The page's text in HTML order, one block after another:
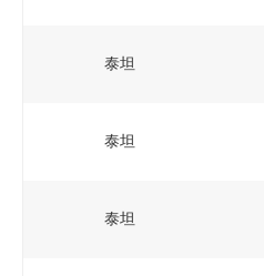
泰坦
泰坦
泰坦